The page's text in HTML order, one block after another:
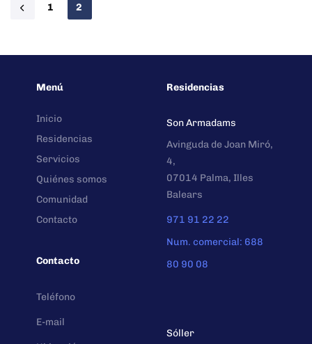
1 2
Menú
Inicio
Residencias
Servicios
Quiénes somos
Comunidad
Contacto
Contacto
Teléfono
E-mail
Residencias
Son Armadams
Avinguda de Joan Miró,
4,
07014 Palma, Illes
Balears
971 91 22 22
Num. comercial: 688
80 90 08
Sóller